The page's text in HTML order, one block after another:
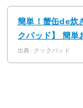
簡単！蟹缶de炊
クパッド】 簡単
出典: クックパッド